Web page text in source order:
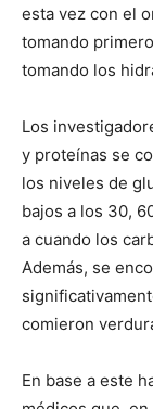
esta vez con el
tomando
tomando los
Los
y proteínas se
los niveles de
bajos a los 30,
a cuando los
Además, se
comieron
En base a este